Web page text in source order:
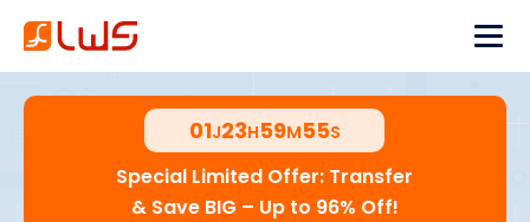
01J23H59M54S
Special Limited Offer: Transfer
& Save BIG – Up to 96% Off!